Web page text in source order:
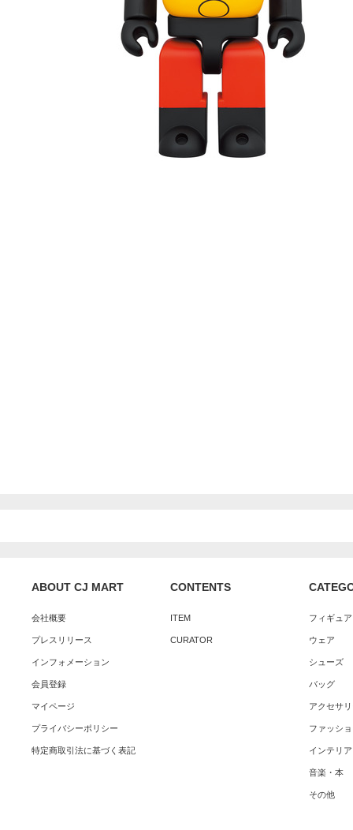
ABOUT CJ MART
会社概要
プレスリリース
インフォメーション
会員登録
マイページ
プライバシーポリシー
特定商取引法に基づく表記
CONTENTS
ITEM
CURATOR
フィギュ
ウェア
シューズ
バッグ
アクセサ
ファッシ
インテリア
音楽・本
その他